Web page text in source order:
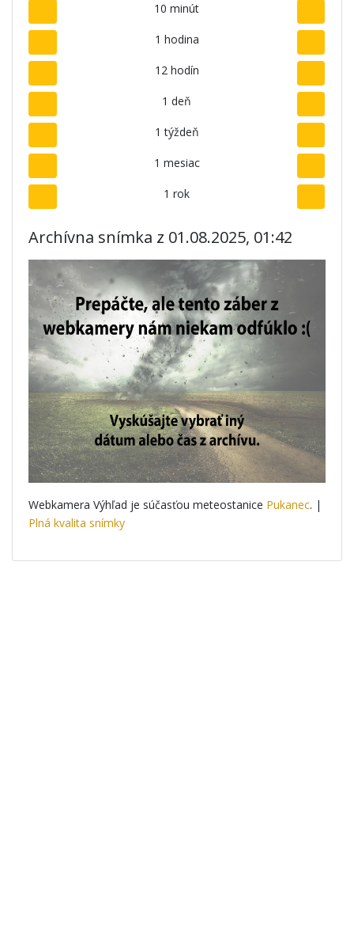
10 minút
1 hodina
12 hodín
1 deň
1 týždeň
1 mesiac
1 rok
Archívna snímka z 01.08.2025, 01:42
Webkamera Výhľad je súčasťou meteostanice Pukanec. |
Plná kvalita snímky